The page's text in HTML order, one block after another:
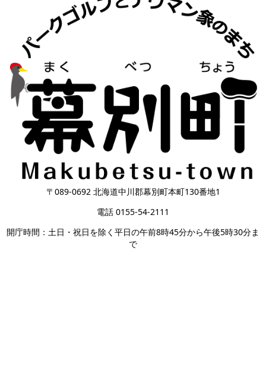
〒089-0692 北海道中川郡幕別町本町130番地1
電話 0155-54-2111
開庁時間：土日・祝日を除く平日の午前8時45分から午後5時30分ま
で